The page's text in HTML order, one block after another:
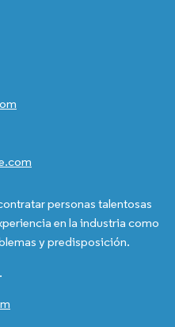
personas talentosas
en la industria como
y predisposición.